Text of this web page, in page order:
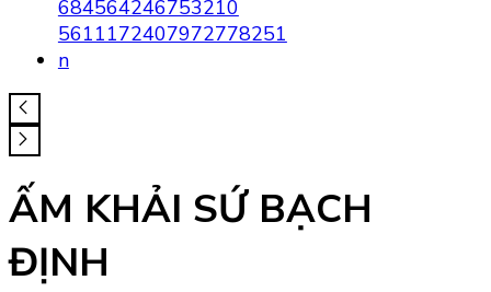
ẤM KHẢI SỨ BẠCH
ĐỊNH